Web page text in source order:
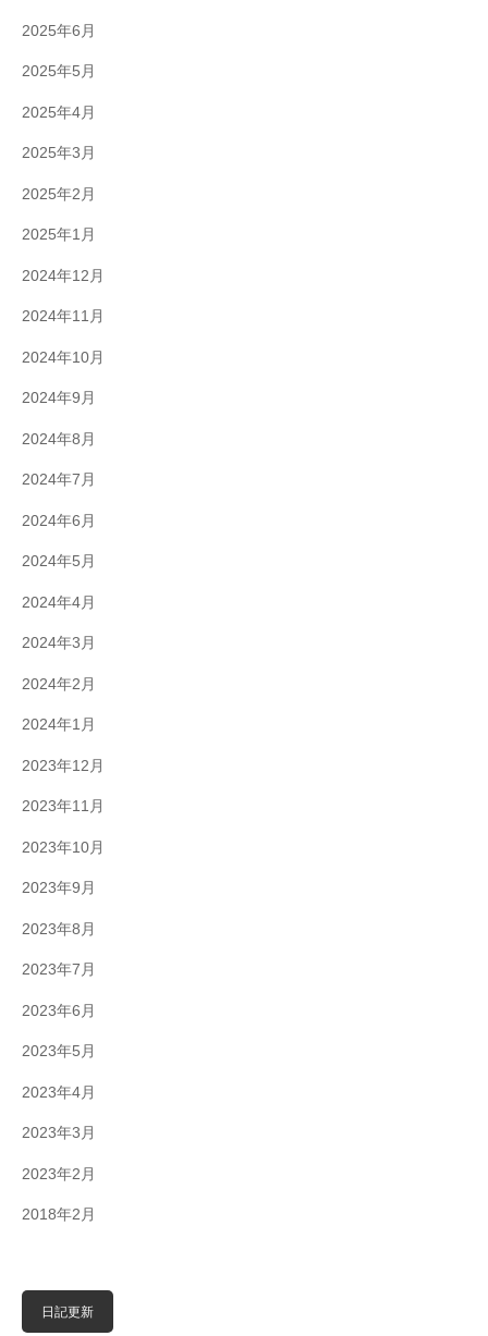
2025年6月
2025年5月
2025年4月
2025年3月
2025年2月
2025年1月
2024年12月
2024年11月
2024年10月
2024年9月
2024年8月
2024年7月
2024年6月
2024年5月
2024年4月
2024年3月
2024年2月
2024年1月
2023年12月
2023年11月
2023年10月
2023年9月
2023年8月
2023年7月
2023年6月
2023年5月
2023年4月
2023年3月
2023年2月
2018年2月
日記更新